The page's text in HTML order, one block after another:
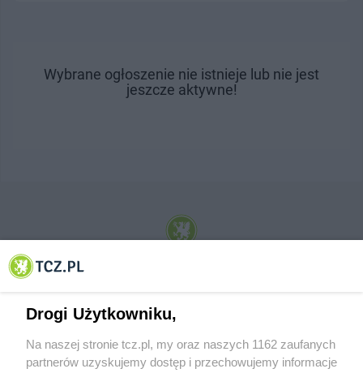
Wybrane ogłoszenie nie istnieje lub nie jest
jeszcze aktywne!
© 2001-2026 Tczew - TCZ.PL Sp. z o.o. Internetowy Serwis Informacyjny Miasta
Drogi Użytkowniku,
Na naszej stronie tcz.pl, my oraz naszych 1162 zaufanych
partnerów uzyskujemy dostęp i przechowujemy informacje